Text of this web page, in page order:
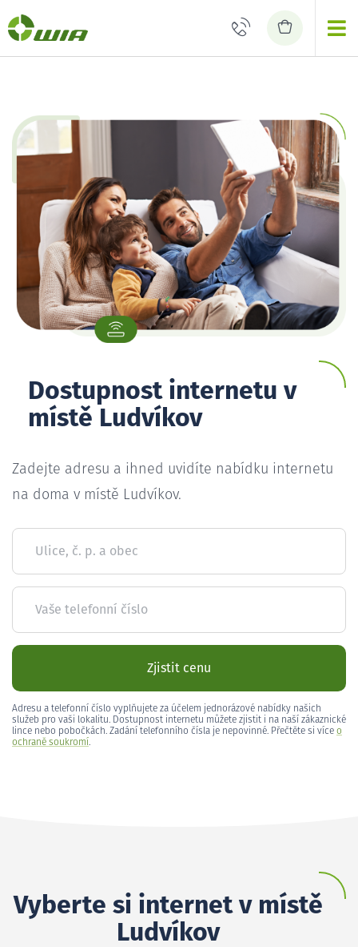
Dostupnost internetu v
místě Ludvíkov
Zadejte adresu a ihned uvidíte nabídku internetu
na doma v místě Ludvíkov.
Ulice, č. p. a obec
Vaše telefonní číslo
Zjistit cenu
Adresu a telefonní číslo vyplňujete za účelem jednorázové nabídky našich
služeb pro vaši lokalitu. Dostupnost internetu můžete zjistit i na naší zákaznické
lince nebo pobočkách. Zadání telefonního čísla je nepovinné. Přečtěte si více o
ochraně soukromí.
Vyberte si internet v místě
Ludvíkov